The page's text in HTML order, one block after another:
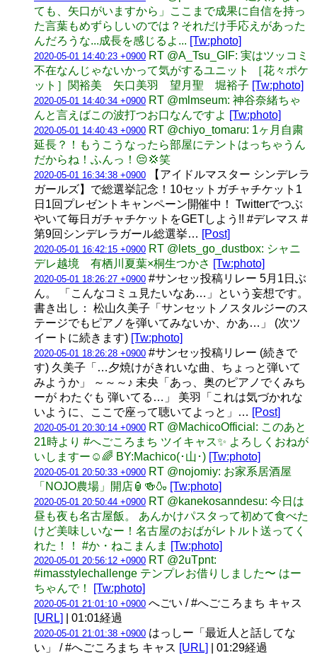
ても、矢口がいますから」ここまで成果に自信を持っ
た言葉もめずらしいのでは？それだけ手応えがあった
んだろうな...成長を感じるよ... [Tw:photo]
2020-05-01 14:40:23 +0900 RT @A_Tsu_GIF: 実はツッコミ
不在なんじゃないかって気がするユニット ［花々ポケ
ット］関裕美 矢口美羽 望月聖 堀裕子 [Tw:photo]
2020-05-01 14:40:34 +0900 RT @mlmseum: 神谷奈緒ちゃ
んと言えばこの波打つお口なんですよ [Tw:photo]
2020-05-01 14:40:43 +0900 RT @chiyo_tomaru: 1ヶ月自粛
延長？！もうこうなったら部屋にテントはっちゃうん
だからね！ふんっ！😔💢笑
2020-05-01 16:34:38 +0900 【アイドルマスター シンデレラ
ガールズ】で総選挙記念！10セットガチャチケット1
日1回プレゼントキャンペーン開催中！ Twitterでつぶ
やいて毎日ガチャチケットをGETしよう!! #デレマス #
第9回シンデレラガール総選挙… [Post]
2020-05-01 16:42:15 +0900 RT @lets_go_dustbox: シャニ
デレ越境 有栖川夏葉×桐生つかさ [Tw:photo]
2020-05-01 18:26:27 +0900 #サンセッ投稿リレー 5月1日ぶ
ん。 「こんなコミュ見たいなあ…」という妄想です。
書き出し： 松山久美子「サンセットノスタルジーのス
テージでもピアノを弾いてみないか、かあ…」 (次ツ
イートに続きます) [Tw:photo]
2020-05-01 18:26:28 +0900 #サンセッ投稿リレー (続きで
す) 久美子「…夕焼けがきれいな曲、ちょっと弾いて
みようか」 ～～～♪ 未央「あっ、奥のピアノでくみち
ーが わたぐも 弾いてる…」 美羽「これは気づかれな
いように、ここで座って聴いてよっと」… [Post]
2020-05-01 20:30:14 +0900 RT @MachicoOfficial: このあと
21時より #へごころまち ツイキャス✨ よろしくおねが
いしますー☺️🌈 BY:Machico(･山･) [Tw:photo]
2020-05-01 20:50:33 +0900 RT @nojomiy: お家系居酒屋
「NOJO農場」開店🏮🍻🍶 [Tw:photo]
2020-05-01 20:50:44 +0900 RT @kanekosanndesu: 今日は
昼も夜も名古屋飯。 あんかけパスタって初めて食べた
けど美味しいなー！名古屋のおばがレトルト送ってく
れた！！ #か・ねこまんま [Tw:photo]
2020-05-01 20:56:12 +0900 RT @2uTpnt:
#imasstylechallenge テンプレお借りしました〜 はー
ちゃんで！
[Tw:photo]
2020-05-01 21:01:10 +0900 へごい / #へごころまち キャス
[URL]
| 01:01経過
2020-05-01 21:01:38 +0900 はっしー「最近人と話してな
い」 / #へごころまち キャス [URL] | 01:29経過